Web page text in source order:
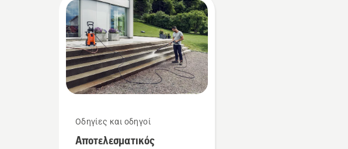
Οδηγίες και οδηγοί
Αποτελεσματικός